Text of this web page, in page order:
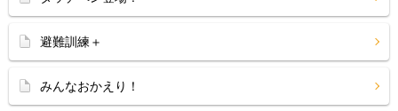
避難訓練＋
みんなおかえり！